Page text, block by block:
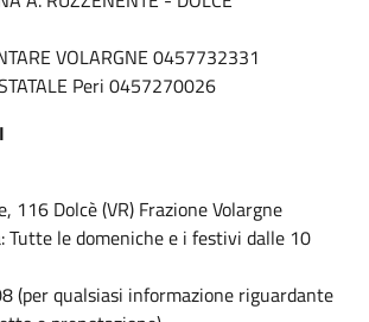
VOLARGNE 0457732331
Peri 0457270026
116 Dolcè (VR) Frazione Volargne
Tutte le domeniche e i festivi dalle 10
(per qualsiasi informazione riguardante